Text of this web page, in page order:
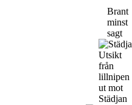
Brant
minst
sagt
Utsikt
från
lillnipen
ut mot
Städjan